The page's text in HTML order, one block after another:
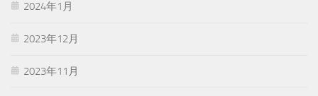
2024年1月
2023年12月
2023年11月